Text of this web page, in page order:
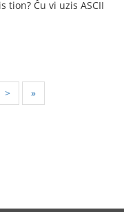
tion? Ĉu vi uzis ASCII
> »